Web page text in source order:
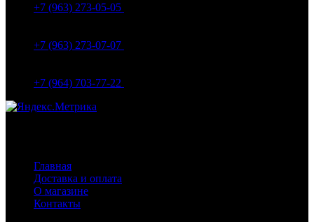
+7 (963) 273-05-05
+7 (963) 273-07-07
+7 (964) 703-77-22
Главная
Доставка и оплата
О магазине
Контакты